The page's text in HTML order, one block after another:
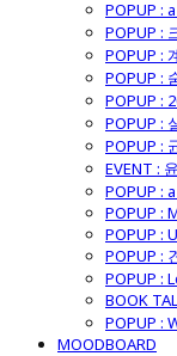
POPUP :
POPUP :
POPUP :
POPUP :
POPUP :
POPUP :
POPUP :
EVENT :
POPUP :
POPUP :
POPUP :
POPUP :
POPUP :
BOOK
POPUP :
MOODBOARD